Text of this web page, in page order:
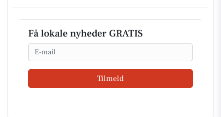
Få lokale nyheder GRATIS
Email
Tilmeld